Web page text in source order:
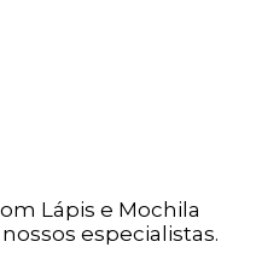
Lápis e Mochila
especialistas.